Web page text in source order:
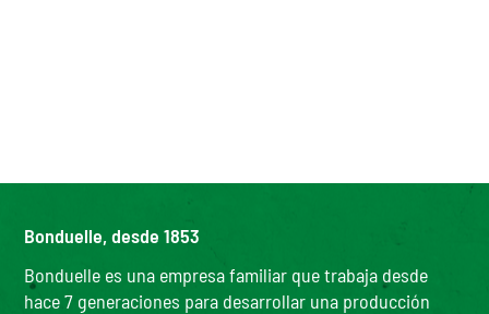
Bonduelle, desde 1853
Bonduelle es una empresa familiar que trabaja desde
hace 7 generaciones para desarrollar una producción